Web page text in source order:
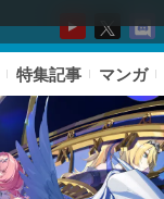
特集記事 マンガ